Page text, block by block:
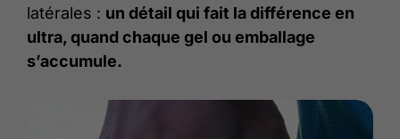
latérales : un détail qui fait la différence en
ultra, quand chaque gel ou emballage
s’accumule.